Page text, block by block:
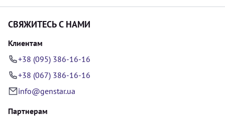
СВЯЖИТЕСЬ С НАМИ
Клиентам
+38 (095) 386-16-16
+38 (067) 386-16-16
info@genstar.ua
Партнерам